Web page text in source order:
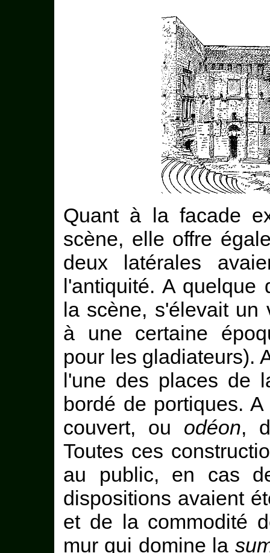
Quant à la facade
scène, elle offre
deux latérales
l'antiquité. A quelque
la scène, s'élevait un
à une certaine
pour les gladiateurs).
l'une des places de
bordé de portiques.
couvert, ou odéon,
Toutes ces
au public, en cas
dispositions avaient
et de la commodité
mur qui domine la